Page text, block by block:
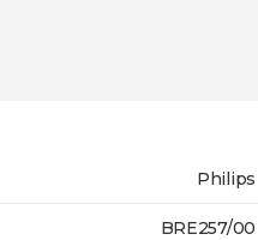
Philips
BRE257/00